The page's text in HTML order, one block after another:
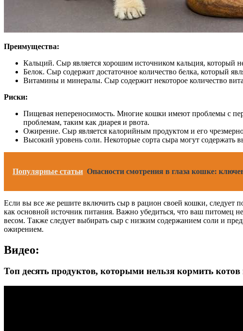
Преимущества:
Кальций. Сыр является хорошим источником кальция, который
Белок. Сыр содержит достаточное количество белка, который
Витамины и минералы. Сыр содержит некоторое количество
Риски:
Пищевая непереносимость. Многие кошки имеют проблемы с
проблемам, таким как диарея и рвота.
Ожирение. Сыр является калорийным продуктом и его
Высокий уровень соли. Некоторые сорта сыра могут содержать
Популярные статьи Опасности смотрения в глаза кошке:
Если вы все же решите включить сыр в рацион своей кошки, следует
как основной источник питания. Важно убедиться, что ваш питомец
весом. Также следует выбирать сыр с низким содержанием соли и
ожирением.
Видео:
Топ десять продуктов, которыми нельзя кормить